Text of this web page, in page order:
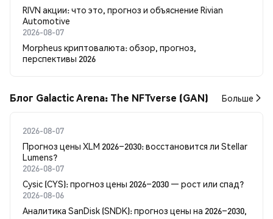
RIVN акции: что это, прогноз и объяснение Rivian
Automotive
2026-08-07
Morpheus криптовалюта: обзор, прогноз,
перспективы 2026
Блог Galactic Arena: The NFTverse (GAN) Больше
2026-08-07
Прогноз цены XLM 2026–2030: восстановится ли Stellar
Lumens?
2026-08-07
Cysic (CYS): прогноз цены 2026–2030 — рост или спад?
2026-08-06
Аналитика SanDisk (SNDK): прогноз цены на 2026–2030,